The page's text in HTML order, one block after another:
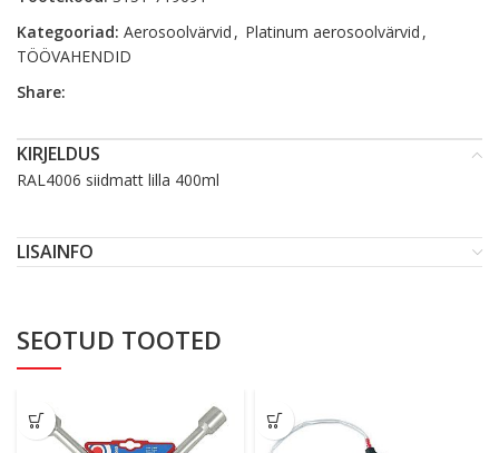
Kategooriad: Aerosoolvärvid , Platinum aerosoolvärvid ,
TÖÖVAHENDID
Share:
KIRJELDUS
RAL4006 siidmatt lilla 400ml
LISAINFO
SEOTUD TOOTED